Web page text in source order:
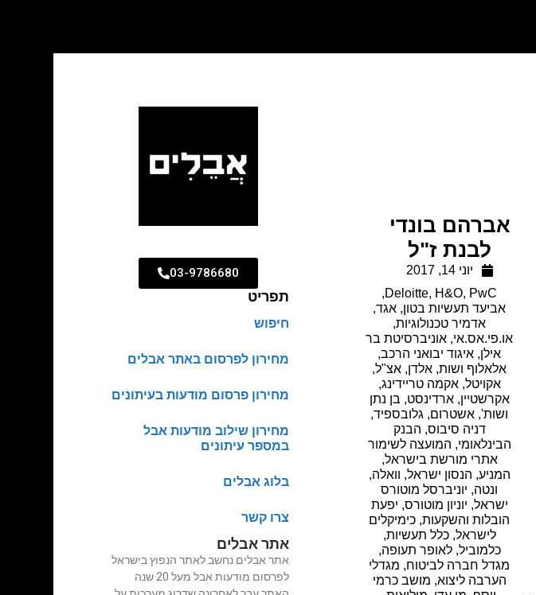
אברהם בונדי
לבנת ז"ל
יוני 14, 2017
Deloitte, H&O, PwC
,
אביעד תעשיות בטון, אגד,
אדמיר טכנולוגיות,
או.פי.אס.אי, אוניברסיטת בר
אילן, איגוד יבואני הרכב,
אלאלוף ושות, אלדן, אצ"ל,
אקויטל,אקמה טריידינג,
אקרשטיין,ארדינסט, בן נתן
ושות', אשטרום, גלובספיד,
דניה סיבוס, הבנק
הבינלאומי, המועצה לשימור
אתרי מורשת בישראל,
המניע, הנסון ישראל, וואלה,
ונטה, יוניברסל מוטורס
ישראל, יוניון מוטורס, יפעת
הובלות והשקעות, כימיקלים
לישראל,כלל תעשיות,
כלמוביל,לאופר תעופה,
מגדל חברה לביטוח, מגדלי
הערבה ליצוא, מושב כרמי
03-9786680
תפריט
חיפוש
מחירון לפרסום באתר אבלים
מחירון פרסום מודעות בעיתונים
מחירון שילוב מודעות אבל
במספר עיתונים
בלוג אבלים
צרו קשר
אתר אבלים
אתר אבלים נחשב לאתר הנפוץ בישראל
לפרסום מודעות אבל מעל 20 שנה